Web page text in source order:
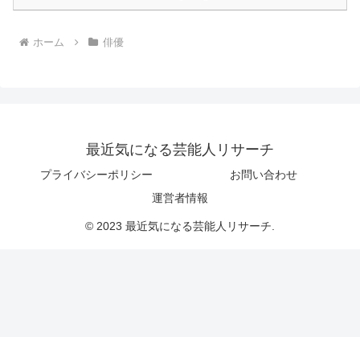
ホーム 俳優
最近気になる芸能人リサーチ
プライバシーポリシー
お問い合わせ
運営者情報
© 2023 最近気になる芸能人リサーチ.